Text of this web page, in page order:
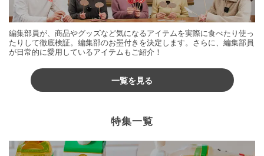
編集部員が、商品やグッズなど気になるアイテムを実際に食べたり使っ
たりして徹底検証。編集部のお墨付きを決定します。さらに、編集部員
が日常的に愛用しているアイテムもご紹介！
一覧を見る
特集一覧